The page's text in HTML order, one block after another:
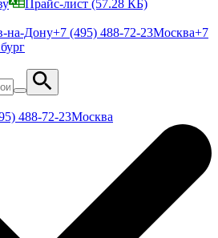
Прайс-лист (57.28 КБ)
на-Дону+7 (495) 488-72-23Москва+7
488-72-23Москва